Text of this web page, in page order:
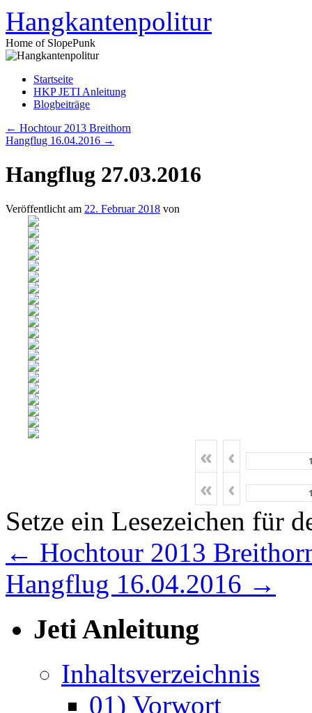
Zum
Inhalt
springen
Hangkantenpolitur
Home of SlopePunk
Startseite
HKP JETI Anleitung
Blogbeiträge
← Hochtour 2013 Breithorn
Hangflug 16.04.2016 →
Hangflug 27.03.2016
Veröffentlicht am 22. Februar 2018 von
« ‹
« ‹
Setze ein Lesezeichen für
← Hochtour 2013
Hangflug 16.04.2016 →
Jeti Anleitung
Inhaltsverzeichnis
01) Vorwort